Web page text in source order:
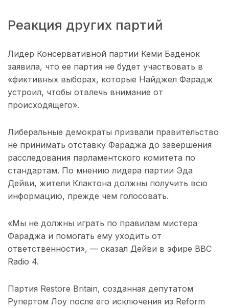
Реакция других партий
Лидер Консервативной партии Кеми Баденок
заявила, что ее партия не будет участвовать в
«фиктивных выборах, которые Найджел Фарадж
устроил, чтобы отвлечь внимание от
происходящего».
Либеральные демократы призвали правительство
не принимать отставку Фараджа до завершения
расследования парламентского комитета по
стандартам. По мнению лидера партии Эда
Дейви, жители Клактона должны получить всю
информацию, прежде чем голосовать.
«Мы не должны играть по правилам мистера
Фараджа и помогать ему уходить от
ответственности», — сказал Дейви в эфире BBC
Radio 4.
Партия Restore Britain, созданная депутатом
Рупертом Лоу после его исключения из Reform